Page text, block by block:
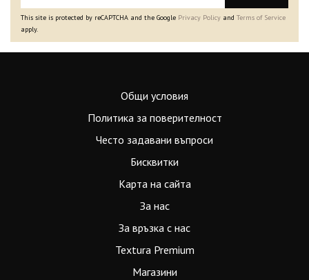
This site is protected by reCAPTCHA and the Google Privacy Policy and Terms of Service
apply.
Общи условия
Политика за поверителност
Често задавани въпроси
Бисквитки
Карта на сайта
За нас
За връзка с нас
Textura Premium
Магазини